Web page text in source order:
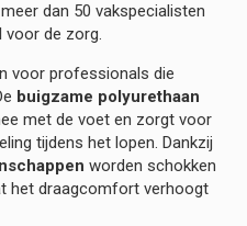
dan 50 vakspecialisten
voor de zorg.
voor professionals die
buigzame polyurethaan
met de voet en zorgt voor
tijdens het lopen. Dankzij
worden schokken
het draagcomfort verhoogt